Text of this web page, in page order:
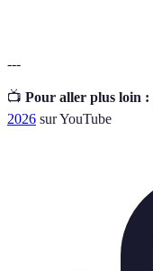
---
📺 Pour aller plus loin :
2026 sur YouTube